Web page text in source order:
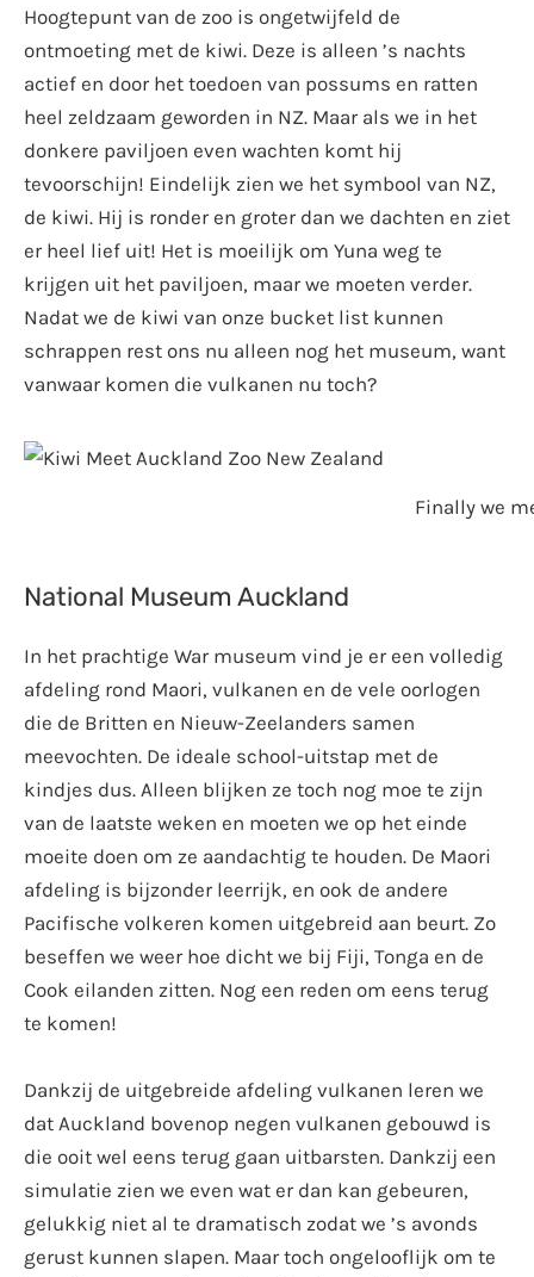
Hoogtepunt van de zoo is ongetwijfeld de
ontmoeting met de kiwi. Deze is alleen ’s nachts
actief en door het toedoen van possums en ratten
heel zeldzaam geworden in NZ. Maar als we in het
donkere paviljoen even wachten komt hij
tevoorschijn! Eindelijk zien we het symbool van NZ,
de kiwi. Hij is ronder en groter dan we dachten en ziet
er heel lief uit! Het is moeilijk om Yuna weg te
krijgen uit het paviljoen, maar we moeten verder.
Nadat we de kiwi van onze bucket list kunnen
schrappen rest ons nu alleen nog het museum, want
vanwaar komen die vulkanen nu toch?
Finally we
National Museum Auckland
In het prachtige War museum vind je er een volledig
afdeling rond Maori, vulkanen en de vele oorlogen
die de Britten en Nieuw-Zeelanders samen
meevochten. De ideale school-uitstap met de
kindjes dus. Alleen blijken ze toch nog moe te zijn
van de laatste weken en moeten we op het einde
moeite doen om ze aandachtig te houden. De Maori
afdeling is bijzonder leerrijk, en ook de andere
Pacifische volkeren komen uitgebreid aan beurt. Zo
beseffen we weer hoe dicht we bij Fiji, Tonga en de
Cook eilanden zitten. Nog een reden om eens terug
te komen!
Dankzij de uitgebreide afdeling vulkanen leren we
dat Auckland bovenop negen vulkanen gebouwd is
die ooit wel eens terug gaan uitbarsten. Dankzij een
simulatie zien we even wat er dan kan gebeuren,
gelukkig niet al te dramatisch zodat we ’s avonds
gerust kunnen slapen. Maar toch ongelooflijk om te